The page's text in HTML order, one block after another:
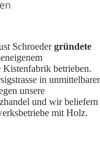
Schroedergründete
betrieben.
in unmittelbarer
unsere
und wir beliefern
mit Holz.